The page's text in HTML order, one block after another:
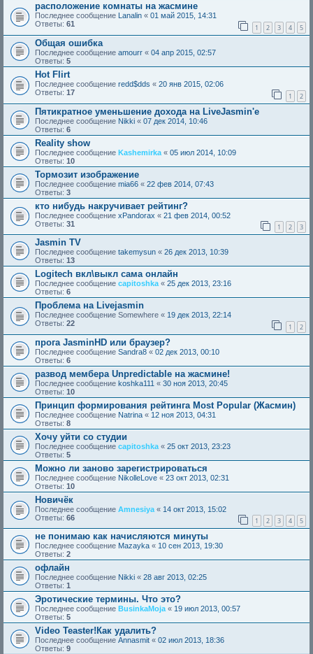
расположение комнаты на жасмине
Последнее сообщение Lanalin « 01 май 2015, 14:31
Ответы: 61 1 2 3 4 5
Общая ошибка
Последнее сообщение amourr « 04 апр 2015, 02:57
Ответы: 5
Hot Flirt
Последнее сообщение redd$dds « 20 янв 2015, 02:06
Ответы: 17 1 2
Пятикратное уменьшение дохода на LiveJasmin'е
Последнее сообщение Nikki « 07 дек 2014, 10:46
Ответы: 6
Reality show
Последнее сообщение Kashemirka « 05 июл 2014, 10:09
Ответы: 10
Тормозит изображение
Последнее сообщение mia66 « 22 фев 2014, 07:43
Ответы: 3
кто нибудь накручивает рейтинг?
Последнее сообщение xPandorax « 21 фев 2014, 00:52
Ответы: 31 1 2 3
Jasmin TV
Последнее сообщение takemysun « 26 дек 2013, 10:39
Ответы: 13
Logitech вкл\выкл сама онлайн
Последнее сообщение capitoshka « 25 дек 2013, 23:16
Ответы: 6
Проблема на Livejasmin
Последнее сообщение Somewhere « 19 дек 2013, 22:14
Ответы: 22 1 2
прога JasminHD или браузер?
Последнее сообщение Sandra8 « 02 дек 2013, 00:10
Ответы: 6
развод мембера Unpredictable на жасмине!
Последнее сообщение koshka111 « 30 ноя 2013, 20:45
Ответы: 10
Принцип формирования рейтинга Most Popular (Жасмин)
Последнее сообщение Natrina « 12 ноя 2013, 04:31
Ответы: 8
Хочу уйти со студии
Последнее сообщение capitoshka « 25 окт 2013, 23:23
Ответы: 5
Можно ли заново зарегистрироваться
Последнее сообщение NikolleLove « 23 окт 2013, 02:31
Ответы: 10
Новичёк
Последнее сообщение Amnesiya « 14 окт 2013, 15:02
Ответы: 66 1 2 3 4 5
не понимаю как начисляются минуты
Последнее сообщение Mazayka « 10 сен 2013, 19:30
Ответы: 2
офлайн
Последнее сообщение Nikki « 28 авг 2013, 02:25
Ответы: 1
Эротические термины. Что это?
Последнее сообщение BusinkaMoja« 19 июл 2013, 00:57
Ответы: 5
Video Teaster!Как удалить?
Последнее сообщение Annasmit « 02 июл 2013, 18:36
Ответы: 9